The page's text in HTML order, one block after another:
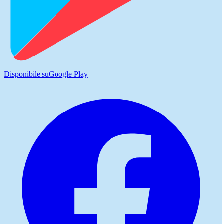
Disponibile suGoogle Play